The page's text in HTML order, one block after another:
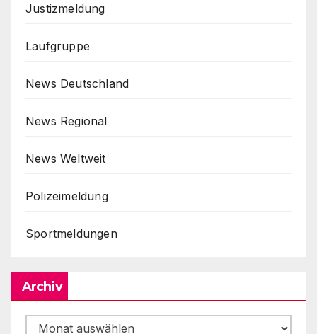
Justizmeldung
Laufgruppe
News Deutschland
News Regional
News Weltweit
Polizeimeldung
Sportmeldungen
Archiv
Archiv